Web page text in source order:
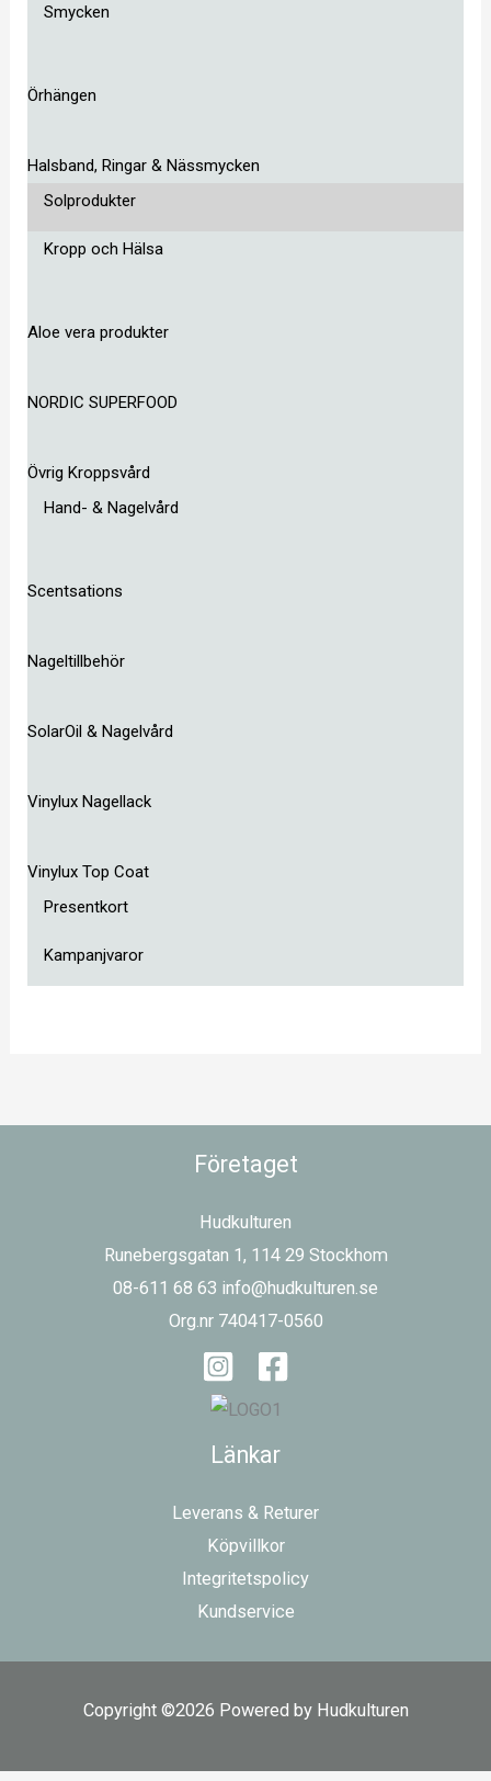
Smycken
Örhängen
Halsband, Ringar & Nässmycken
Solprodukter
Kropp och Hälsa
Aloe vera produkter
NORDIC SUPERFOOD
Övrig Kroppsvård
Hand- & Nagelvård
Scentsations
Nageltillbehör
SolarOil & Nagelvård
Vinylux Nagellack
Vinylux Top Coat
Presentkort
Kampanjvaror
Företaget
Hudkulturen
Runebergsgatan 1, 114 29 Stockhom
08-611 68 63 info@hudkulturen.se
Org.nr 740417-0560
Länkar
Leverans & Returer
Köpvillkor
Integritetspolicy
Kundservice
Copyright ©2026 Powered by Hudkulturen